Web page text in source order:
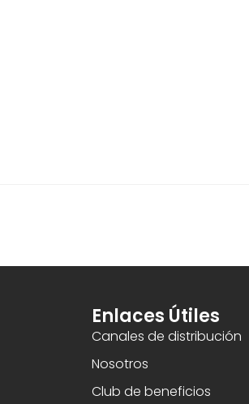
Enlaces Útiles
Canales de distribución
Nosotros
Club de beneficios